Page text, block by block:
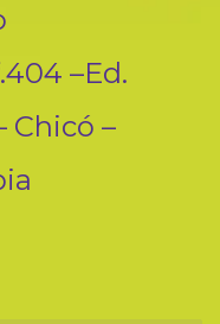
–Ed.
Chicó –